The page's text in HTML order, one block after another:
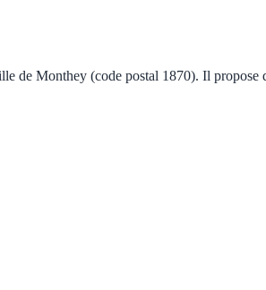
de Monthey (code postal 1870). Il